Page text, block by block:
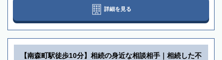
詳細を見る
【南森町駅徒歩10分】相続の身近な相談相手｜相続した不